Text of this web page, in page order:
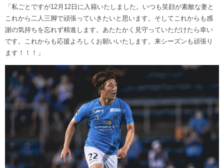
「私ごとですが12月12日に入籍いたしました。いつも笑顔が素敵な妻と
これから二人三脚で頑張っていきたいと思います。そしてこれからも感
謝の気持ちを忘れず精進します。あたたかく見守っていただけたら幸い
です。これからも応援よろしくお願いいたします。来シーズンも頑張り
ます！！！」